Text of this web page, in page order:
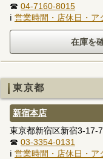
☎ 04-7160-8015
ℹ 営業時間・店休日・ア
東京都
新宿本店
東京都新宿区新宿3-17-7
☎ 03-3354-0131
ℹ 営業時間・店休日・ア